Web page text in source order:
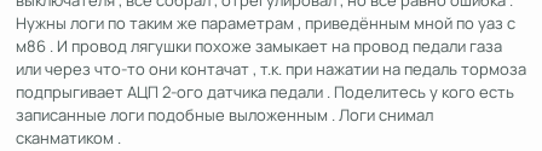
Нужны логи по таким же параметрам , приведённым мной по уаз с
м86 . И провод лягушки похоже замыкает на провод педали газа
или через что-то они контачат , т.к. при нажатии на педаль тормоза
подпрыгивает АЦП 2-ого датчика педали . Поделитесь у кого есть
записанные логи подобные выложенным . Логи снимал
сканматиком .